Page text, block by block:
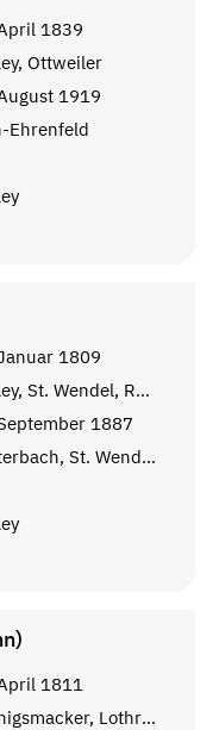
1839
Ottweiler
1919
Ehrenfeld
1809
Tholey, St. Wendel, Rheinprovinz
1887
Winterbach, St. Wendel, Rheinprovinz
1811
Koenigsmacker, Lothringen